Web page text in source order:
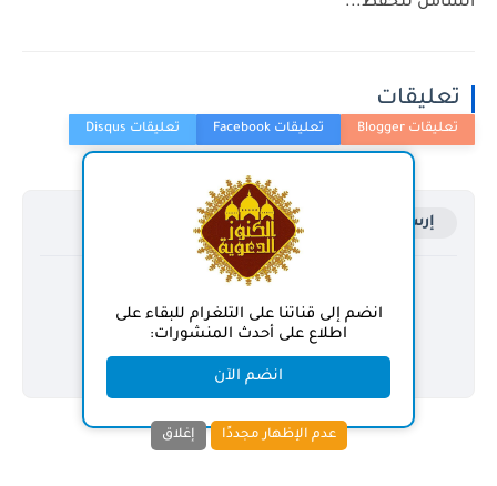
تعليقات
إرسال تعليق
انضم إلى قناتنا على التلغرام للبقاء على
اطلاع على أحدث المنشورات:
انضم الآن
عدم الإظهار مجددًا إغلاق